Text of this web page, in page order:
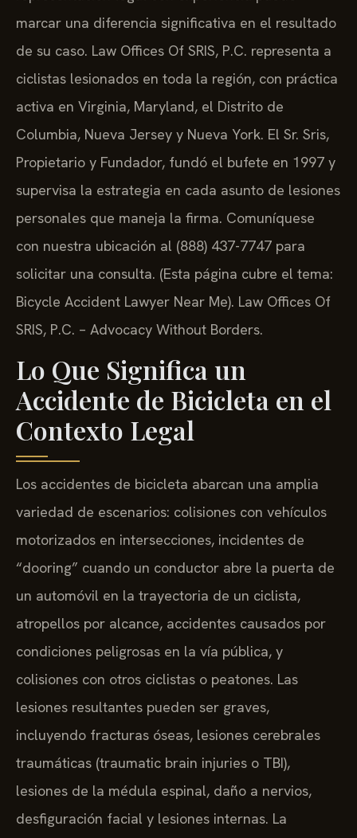
marcar una diferencia significativa en el resultado
de su caso. Law Offices Of SRIS, P.C. representa a
ciclistas lesionados en toda la región, con práctica
activa en Virginia, Maryland, el Distrito de
Columbia, Nueva Jersey y Nueva York. El Sr. Sris,
Propietario y Fundador, fundó el bufete en 1997 y
supervisa la estrategia en cada asunto de lesiones
personales que maneja la firma. Comuníquese
con nuestra ubicación al (888) 437-7747 para
solicitar una consulta. (Esta página cubre el tema:
Bicycle Accident Lawyer Near Me). Law Offices Of
SRIS, P.C. – Advocacy Without Borders.
Lo Que Significa un
Accidente de Bicicleta en el
Contexto Legal
Los accidentes de bicicleta abarcan una amplia
variedad de escenarios: colisiones con vehículos
motorizados en intersecciones, incidentes de
“dooring” cuando un conductor abre la puerta de
un automóvil en la trayectoria de un ciclista,
atropellos por alcance, accidentes causados por
condiciones peligrosas en la vía pública, y
colisiones con otros ciclistas o peatones. Las
lesiones resultantes pueden ser graves,
incluyendo fracturas óseas, lesiones cerebrales
traumáticas (traumatic brain injuries o TBI),
lesiones de la médula espinal, daño a nervios,
desfiguración facial y lesiones internas. La